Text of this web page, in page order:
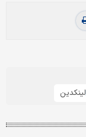
لینکدین